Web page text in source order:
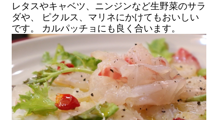
レタスやキャベツ、ニンジンなど生野菜のサラ
ダや、 ピクルス、マリネにかけてもおいしい
です。 カルパッチョにも良く合います。